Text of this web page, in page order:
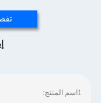
1اسم المنتج: